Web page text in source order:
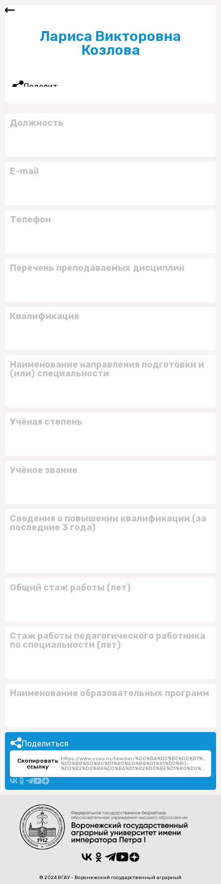
Лариса Викторовна
Козлова
Поделиться
Должность
E-mail
Телефон
Перечень преподаваемых дисциплин
Квалификация
Наименование направления подготовки и
(или) специальности
Учёная степень
Учёное звание
Сведения о повышении квалификации (за
последние 3 года)
Общий стаж работы (лет)
Стаж работы педагогического работника
по специальности (лет)
Наименование образовательных программ
Поделиться
Скопировать
ссылку
https://www.vsau.ru/teacher/
%D0%BB%D0%B0%D1%80%D0%B8%D1%81%D0%B0-
%D0%B2%D0%B8%D0%BA%D1%82%D0%BE%D1%80%D0%BE%D0%B2%D0%BD%D0%B0/
© 2024 ВГАУ - Воронежский государственный аграрный